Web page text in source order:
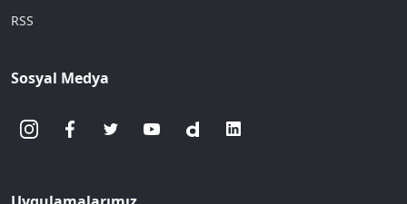
RSS
Sosyal Medya